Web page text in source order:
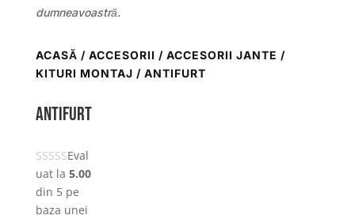
dumneavoastră.
ACASĂ / ACCESORII / ACCESORII JANTE /
KITURI MONTAJ / ANTIFURT
Antifurt
Eval
uat la 5.00
din 5 pe
baza unei